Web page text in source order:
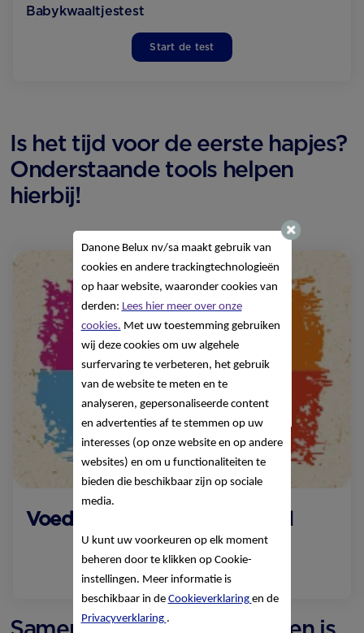
Babykwaaltjes­test
Start de test
Is het tijd voor de eerste hapjes?
Onderstaande tools helpen
hierbij!
Voedings­schema's per maand
Lees meer
Danone Belux nv/sa maakt gebruik van
cookies en andere trackingtechnologieën
op haar website, waaronder cookies van
derden: Lees hier meer over onze
cookies. Met uw toestemming gebruiken
wij deze cookies om uw algehele
surfervaring te verbeteren, het gebruik
van de website te meten en te
analyseren, gepersonaliseerde content
en advertenties af te stemmen op uw
interesses (op onze website en op andere
websites) en om u functionaliteiten te
bieden die beschikbaar zijn op sociale
media.
U kunt uw voorkeuren op elk moment
beheren door te klikken op Cookie-
instellingen. Meer informatie is
beschikbaar in de Cookieverklaring en de
Privacyverklaring .